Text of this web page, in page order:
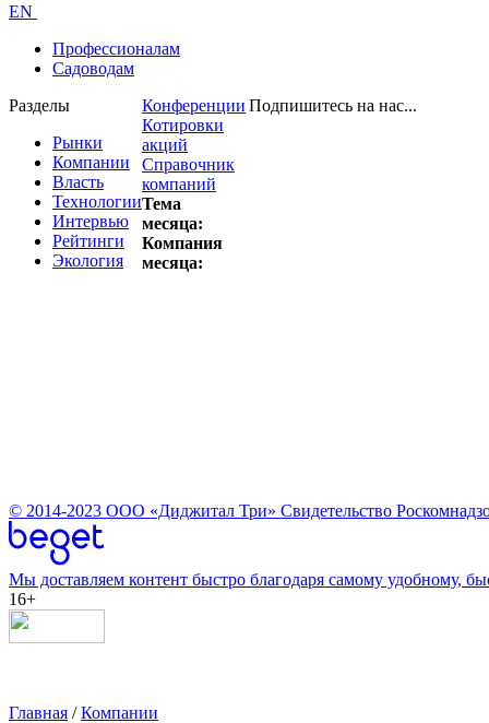
EN
Профессионалам
Садоводам
Разделы
Рынки
Компании
Власть
Технологии
Интервью
Рейтинги
Экология
Конференции
Котировки
акций
Справочник
компаний
Тема
месяца:
Компания
месяца:
Подпишитесь на нас...
© 2014-2023 ООО «Диджитал Три» Свидетельство
Мы доставляем контент быстро благодаря самому удобному,
16+
Главная /Компании